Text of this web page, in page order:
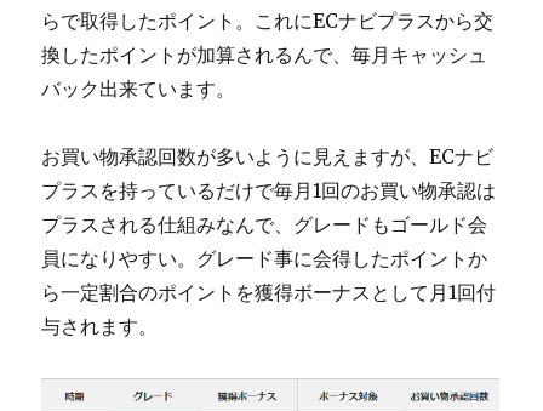
らで取得したポイント。これにECナビプラスから交
換したポイントが加算されるんで、毎月キャッシュ
バック出来ています。
お買い物承認回数が多いように見えますが、ECナビ
プラスを持っているだけで毎月1回のお買い物承認は
プラスされる仕組みなんで、グレードもゴールド会
員になりやすい。グレード事に会得したポイントか
ら一定割合のポイントを獲得ボーナスとして月1回付
与されます。